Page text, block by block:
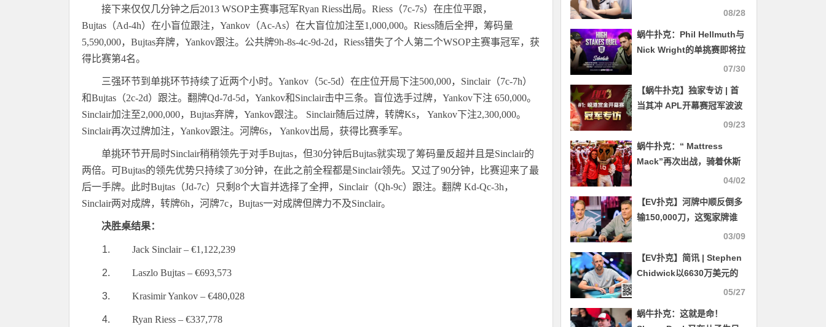
接下来仅仅几分钟之后2013 WSOP主赛事冠军Ryan Riess出局。 Riess （7c-7s）在庄位平跟，
Bujtas （Ad-4h）在小盲位跟注， Yankov （Ac-As）在大盲位加注至1,000,000。 Riess随后全押，筹码量
5,590,000， Bujtas弃牌， Yankov跟注。公共牌9h-8s-4c-9d-2d， Riess错失了个人第二个WSOP主赛事冠军，获
得比赛第4名。
三强环节到单挑环节持续了近两个小时。 Yankov （5c-5d）在庄位开局下注500,000， Sinclair（7c-7h）
和Bujtas （2c-2d）跟注。翻牌Qd-7d-5d， Yankov和Sinclair击中三条。盲位选手过牌， Yankov下注 650,000。
Sinclair加注至2,000,000， Bujtas弃牌， Yankov跟注。 Sinclair随后过牌，转牌Ks， Yankov下注2,300,000。
Sinclair再次过牌加注， Yankov跟注。河牌6s， Yankov出局，获得比赛季军。
单挑环节开局时Sinclair稍稍领先于对手Bujtas，但30分钟后Bujtas就实现了筹码量反超并且是Sinclair的
两倍。可Bujtas的领先优势只持续了30分钟，在此之前全程都是Sinclair领先。又过了90分钟，比赛迎来了最
后一手牌。此时Bujtas （Jd-7c）只剩 8个大盲并选择了全押， Sinclair（Qh-9c）跟注。翻牌 Kd-Qc-3h，
Sinclair两对成牌，转牌6h，河牌7c， Bujtas一对成牌但牌力不及Sinclair。
决胜桌结果：
Jack Sinclair– €1,122,239
Laszlo Bujtas – €693,573
Krasimir Yankov – €480,028
Ryan Riess – €337,778
次参赛 杨庆浩39.4万记分牌
08/28
蜗牛扑克：Phil Hellmuth与
Nick Wright的单挑赛即将拉
07/30
【蜗牛扑克】独家专访 | 首
当其冲 APL开幕赛冠军波波
老师亲自传授夺冠技巧！用
09/23
蜗牛扑克：“ Mattress
Mack”再次出战，骑着休斯
顿美洲狮队入围四强，并下
04/02
【EV扑克】河牌中顺反倒多
输150,000刀，这冤家牌谁
03/09
【EV扑克】简讯 | Stephen
Chidwick以6630万美元的
05/27
蜗牛扑克：这就是命！